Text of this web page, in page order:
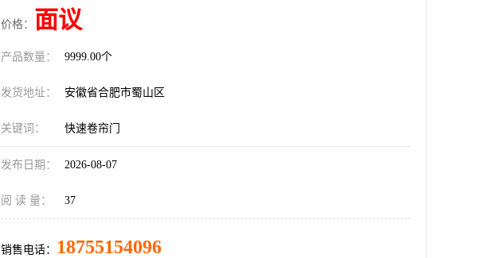
价格： 面议
产品数量： 9999.00个
发货地址： 安徽省合肥市蜀山区
关键词： 快速卷帘门
发布日期： 2026-08-07
阅 读 量： 37
销售电话： 18755154096